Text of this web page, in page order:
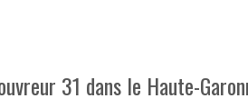
31 dans le Haute-